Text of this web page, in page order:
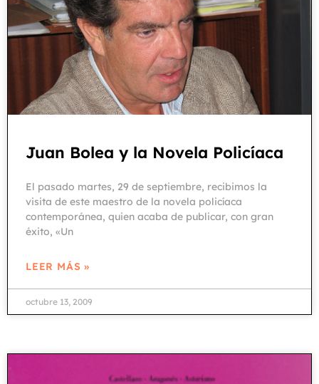
Juan Bolea y la Novela Policíaca
El pasado martes, 29 de septiembre, recibimos la
visita de este maestro de la novela policíaca
contemporánea, quien acaba de publicar, con gran
éxito, «Un
LEER MÁS »
octubre 13, 2009